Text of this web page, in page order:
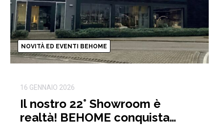
NOVITÀ ED EVENTI BEHOME
16 GENNAIO 2026
Il nostro 22° Showroom è
realtà! BEHOME conquista